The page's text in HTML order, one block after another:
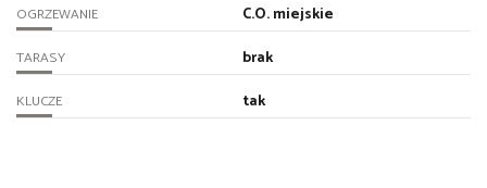
OGRZEWANIE C.O. miejskie
TARASY brak
KLUCZE tak